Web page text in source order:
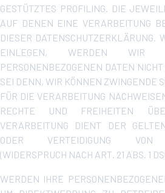
GESTÜTZTES PROFILING. DIE
AUF DENEN EINE VERARBEITUNG
DIESER DATENSCHUTZERKLÄRUNG.
EINLEGEN, WERDEN WIR
PERSONENBEZOGENEN DATEN
SEI DENN, WIR KÖNNEN ZWINGENDE
FÜR DIE VERARBEITUNG
RECHTE UND FREIHEITEN
VERARBEITUNG DIENT DER
ODER VERTEIDIGUNG VON
(WIDERSPRUCH NACH ART. 21 ABS. 1
WERDEN IHRE